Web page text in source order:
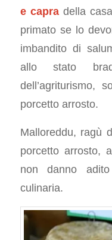
e capradella
primato se lo
imbandito di
allo stato
dell’agriturismo,
porcetto arrosto.
Malloreddu, ragù
porcetto arrosto,
non danno
culinaria.